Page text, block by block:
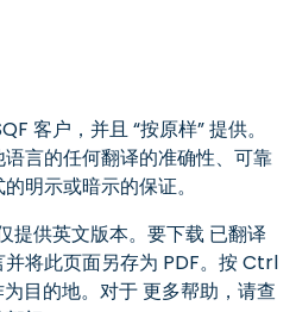
客户，并且 “按原样” 提供。
言的任何翻译的准确性、可靠
明示或暗示的保证。
提供英文版本。要下载 已翻译
将此页面另存为 PDF。按 Ctrl
目的地。对于 更多帮助，请查